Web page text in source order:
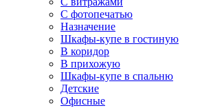
С фотопечатью
Назначение
Шкафы-купе в гостиную
В коридор
В прихожую
Шкафы-купе в спальню
Детские
Офисные